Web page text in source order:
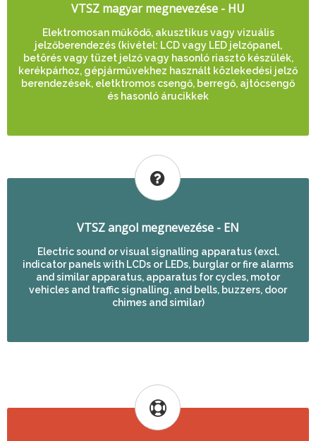
VTSZ magyar megnevezése - HU
Elektromosan működő, akusztikus vagy vizuális
jelzőberendezés (kivétel: LCD vagy LED jelzőpanel,
betörés vagy tüzet jelző vagy hasonló riasztó készülék,
kerékpárhoz, gépjárművekhez használt közlekedési jelző
berendezések, eletktromos csengő, berregő, ajtócsengő
és hasonló árucikkek
VTSZ angol megnevezése - EN
Electric sound or visual signalling apparatus (excl.
indicator panels with LCDs or LEDs, burglar or fire alarms
and similar apparatus, apparatus for cycles, motor
vehicles and traffic signalling, and bells, buzzers, door
chimes and similar)